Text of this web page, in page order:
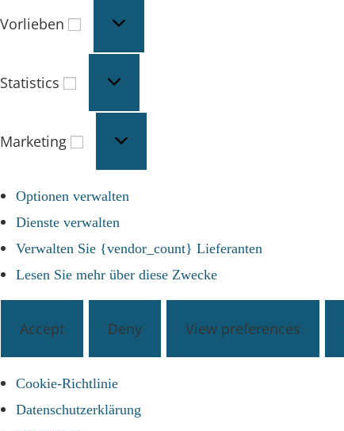
Vorlieben
Statistics
Marketing
Optionen verwalten
Dienste verwalten
Verwalten Sie {vendor_count} Lieferanten
Lesen Sie mehr über diese Zwecke
Accept Deny View preferences
Cookie-Richtlinie
Datenschutzerklärung